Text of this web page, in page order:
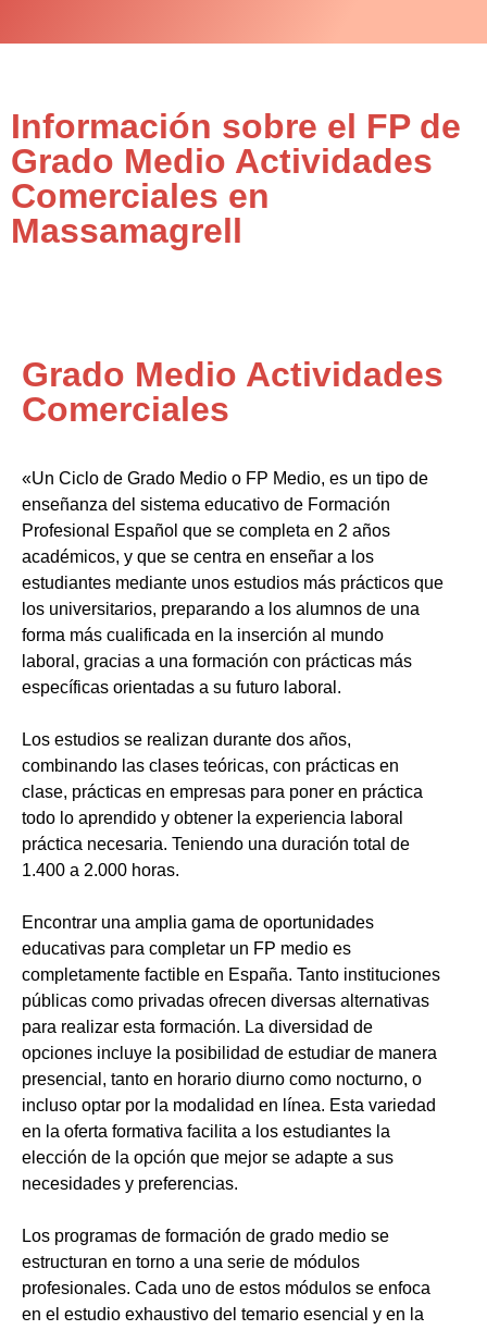
Información sobre el FP de
Grado Medio Actividades
Comerciales en
Massamagrell
Grado Medio Actividades
Comerciales
«Un Ciclo de Grado Medio o FP Medio, es un tipo de
enseñanza del sistema educativo de Formación
Profesional Español que se completa en 2 años
académicos, y que se centra en enseñar a los
estudiantes mediante unos estudios más prácticos que
los universitarios, preparando a los alumnos de una
forma más cualificada en la inserción al mundo
laboral, gracias a una formación con prácticas más
específicas orientadas a su futuro laboral.
Los estudios se realizan durante dos años,
combinando las clases teóricas, con prácticas en
clase, prácticas en empresas para poner en práctica
todo lo aprendido y obtener la experiencia laboral
práctica necesaria. Teniendo una duración total de
1.400 a 2.000 horas.
Encontrar una amplia gama de oportunidades
educativas para completar un FP medio es
completamente factible en España. Tanto instituciones
públicas como privadas ofrecen diversas alternativas
para realizar esta formación. La diversidad de
opciones incluye la posibilidad de estudiar de manera
presencial, tanto en horario diurno como nocturno, o
incluso optar por la modalidad en línea. Esta variedad
en la oferta formativa facilita a los estudiantes la
elección de la opción que mejor se adapte a sus
necesidades y preferencias.
Los programas de formación de grado medio se
estructuran en torno a una serie de módulos
profesionales. Cada uno de estos módulos se enfoca
en el estudio exhaustivo del temario esencial y en la